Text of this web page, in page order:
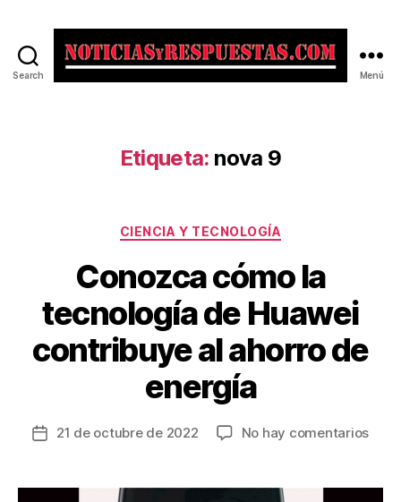
Search Menú
Etiqueta: nova 9
Categorías
CIENCIA Y TECNOLOGÍA
Conozca cómo la
tecnología de Huawei
contribuye al ahorro de
energía
Fecha
entrada
21 de octubre de 2022 No hay comentariosen
la